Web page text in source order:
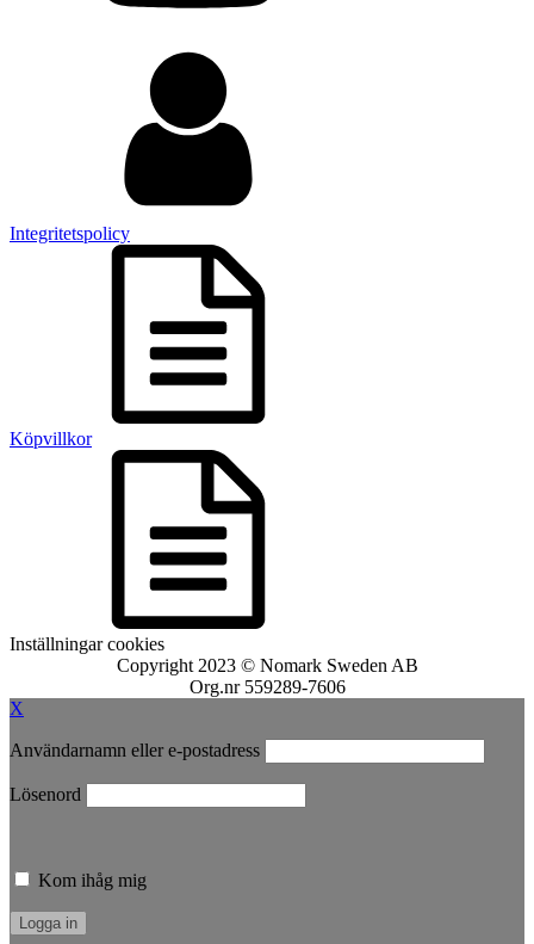
Integritetspolicy
Köpvillkor
Inställningar cookies
Copyright 2023 © Nomark Sweden AB
Org.nr 559289-7606
X
Användarnamn eller e-postadress
Lösenord
Kom ihåg mig